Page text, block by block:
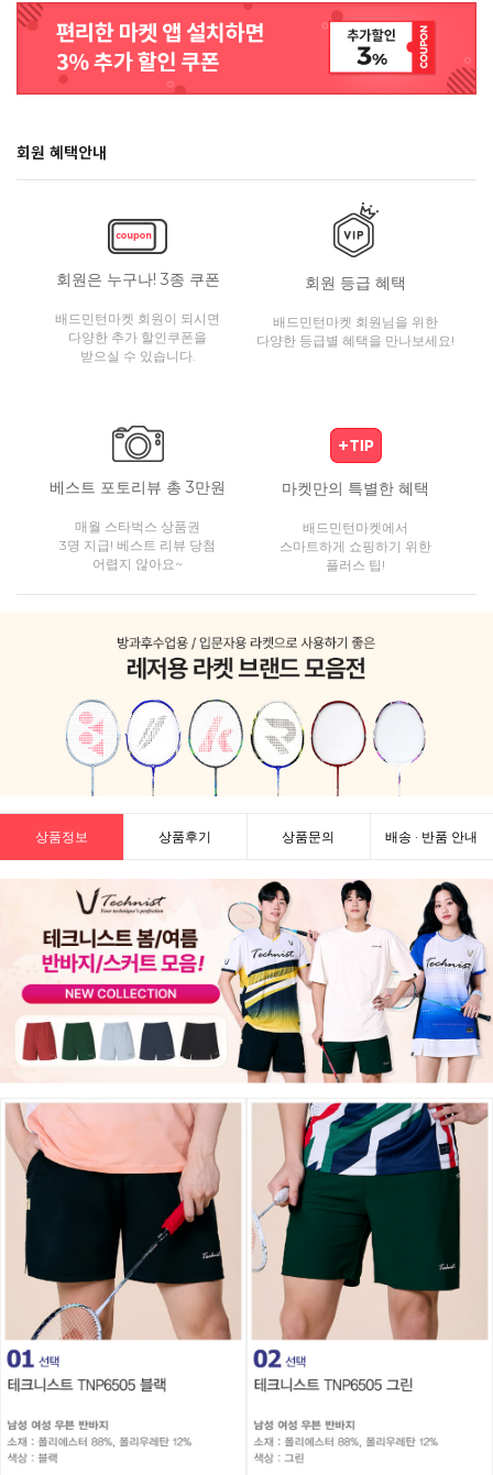
회원 혜택안내
회원은 누구나! 3종 쿠폰
배드민턴마켓 회원이 되시면
다양한 추가 할인쿠폰을
받으실 수 있습니다.
회원 등급 혜택
배드민턴마켓 회원님을 위한
다양한 등급별 혜택을 만나보세요!
베스트 포토리뷰 총 3만원
매월 스타벅스 상품권
3명 지급! 베스트 리뷰 당첨
어렵지 않아요~
마켓만의 특별한 혜택
배드민턴마켓에서
스마트하게 쇼핑하기 위한
플러스 팁!
상품정보 상품후기 상품문의 배송 · 반품 안내